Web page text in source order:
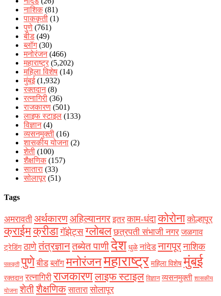
नाशिक (81)
पाककृती (1)
पुणे (761)
बीड (49)
ब्लॉग(30)
मनोरंजन(466)
महाराष्ट्र (5,202)
महिला विशेष (14)
मुंबई(1,932)
रक्‍तदान(8)
रत्नागिरी (36)
राजकारण (501)
लाइफ स्टाइल (133)
विज्ञान(4)
व्यसनमुक्ती (16)
शासकीय योजना (2)
शेती (100)
शैक्षणिक (157)
सातारा (33)
सोलापूर (51)
Tags
अमरावती अर्थकारणअहिल्यानगर इतर काम-धंदाकोरोना कोल्हापूर
क्राईमक्रीडागॅझेट्सग्लोबल छत्रपती संभाजी नगर जळगाव
ट्रेडिंग ठाणेतंत्रज्ञानतब्येत पाणीदेश धुळे नांदेड नागपूरनाशिक
पाककृती पुणे बीड ब्लॉग मनोरंजनमहाराष्ट्र महिला विशेष मुंबई
रक्‍तदान रत्नागिरी राजकारणलाइफ स्टाइल विज्ञान व्यसनमुक्ती शासकीय
योजना शेतीशैक्षणिक सातारा सोलापूर